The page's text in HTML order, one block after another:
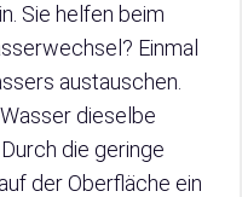
Sie helfen beim
Einmal
austauschen.
dieselbe
die geringe
der Oberfläche ein